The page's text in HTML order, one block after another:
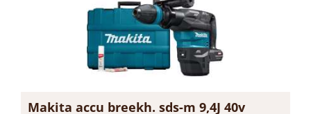
Makita accu breekh. sds-m 9,4J 40v